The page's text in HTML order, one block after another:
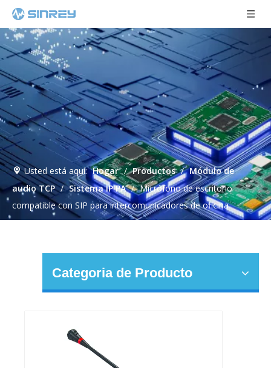
Usted está aquí: Hogar / Productos / Módulo de
audio TCP / Sistema IP PA / Micrófono de escritorio
compatible con SIP para intercomunicadores de oficina
Categoria de Producto